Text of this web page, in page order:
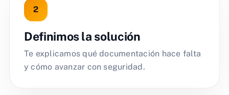
Definimos la solución
Te explicamos qué documentación hace falta
y cómo avanzar con seguridad.